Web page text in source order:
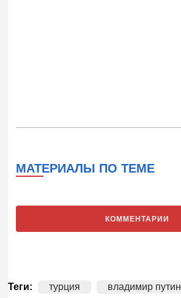
МАТЕРИАЛЫ ПО ТЕМЕ
КОММЕНТАРИИ
Теги: турция владимир путин